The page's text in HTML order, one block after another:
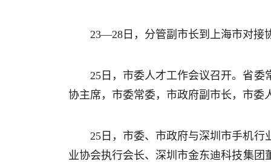
23—28日，分管副市长到上海市对接
25日，市委人才工作会议召开。省
协主席，市委常委，市政府副市长，市委
25日，市委、市政府与深圳市手机
业协会执行会长、深圳市金东迪科技集